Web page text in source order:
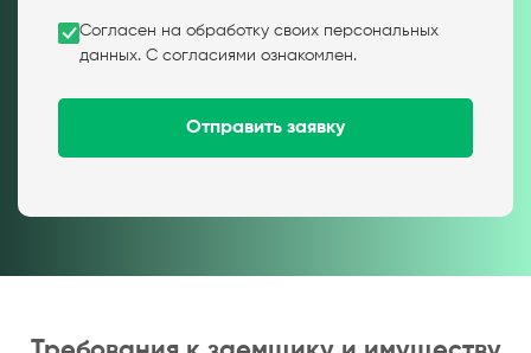
Согласен на обработку своих персональных
данных. С согласиями ознакомлен.
Отправить заявку